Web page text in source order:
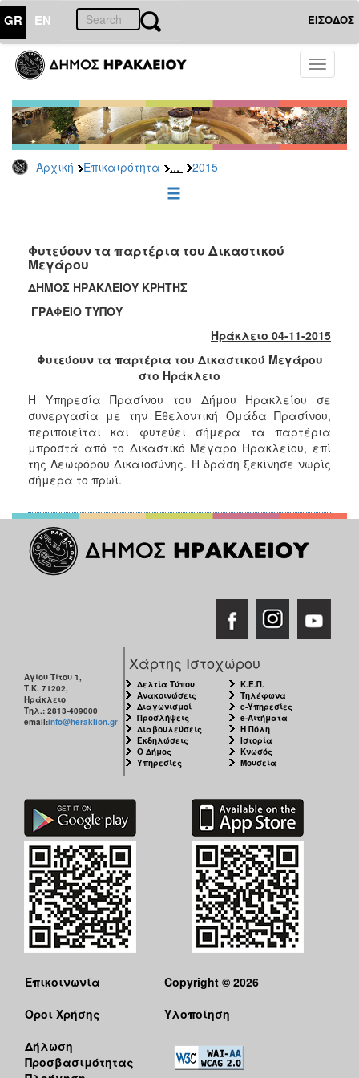
GR EN ΕΙΣΟΔΟΣ
Toggle
Αρχική Επικαιρότητα ... 2015
ΕΠΙΚΑΙΡΟΤΗΤΑ
Τύπου
Αρχείο
2026
2025
2022
2021
2020
2019
2017
2016
2015
2013
2012
2011
2010
2006
ΗΡΑΚΛΕΙΟ
ΓΙΑ...
Φυτεύουν τα παρτέρια του Δικαστικού
Μεγάρου
ΔΗΜΟΣ ΗΡΑΚΛΕΙΟΥ ΚΡΗΤΗΣ
ΓΡΑΦΕΙΟ ΤΥΠΟΥ
Ηράκλειο 04-11-2015
Φυτεύουν τα παρτέρια του Δικαστικού Μεγάρου
στο Ηράκλειο
Η Υπηρεσία Πρασίνου του Δήμου Ηρακλείου σε
συνεργασία με την Εθελοντική Ομάδα Πρασίνου,
περιποιείται και φυτεύει σήμερα τα παρτέρια
μπροστά από το Δικαστικό Μέγαρο Ηρακλείου, επί
της Λεωφόρου Δικαιοσύνης. Η δράση ξεκίνησε νωρίς
σήμερα το πρωί.
Αγίου Τίτου 1,
Τ.Κ. 71202,
Ηράκλειο
Τηλ.: 2813-409000
email:info@heraklion.gr
Χάρτης Ιστοχώρου
Δελτία Τύπου
Ανακοινώσεις
Διαγωνισμοί
Προσλήψεις
Διαβουλεύσεις
Εκδηλώσεις
Ο Δήμος
Υπηρεσίες
Κ.Ε.Π.
Τηλέφωνα
e-Υπηρεσίες
e-Αιτήματα
Η Πόλη
Ιστορία
Κνωσός
Μουσεία
Επικοινωνία
Όροι Χρήσης
Δήλωση
Προσβασιμότητας
Copyright © 2026
Υλοποίηση